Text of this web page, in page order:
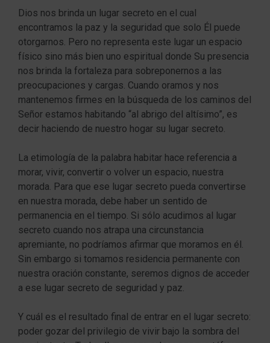
Dios nos brinda un lugar secreto en el cual
encontramos la paz y la seguridad que solo Él puede
otorgarnos. Pero no representa este lugar un espacio
físico sino más bien uno espiritual donde Su presencia
nos brinda la fortaleza para sobreponernos a las
preocupaciones y cargas. Cuando oramos y nos
mantenemos firmes en la búsqueda de los caminos del
Señor estamos habitando “al abrigo del altísimo”, es
decir haciendo de nuestro hogar su lugar secreto.
La etimología de la palabra habitar hace referencia a
morar, vivir, convertir o volver un espacio, nuestra
morada. Para que ese lugar secreto pueda convertirse
en nuestra morada, debe haber un sentido de
permanencia en el tiempo. Si sólo acudimos al lugar
secreto cuando nos atrapa una circunstancia
apremiante, no podríamos afirmar que moramos en él.
Sin embargo si tomamos residencia permanente con
nuestra oración constante, seremos dignos de acceder
a ese lugar secreto de seguridad y paz.
Y cuál es el resultado final de entrar en el lugar secreto:
poder gozar del privilegio de vivir bajo la sombra del